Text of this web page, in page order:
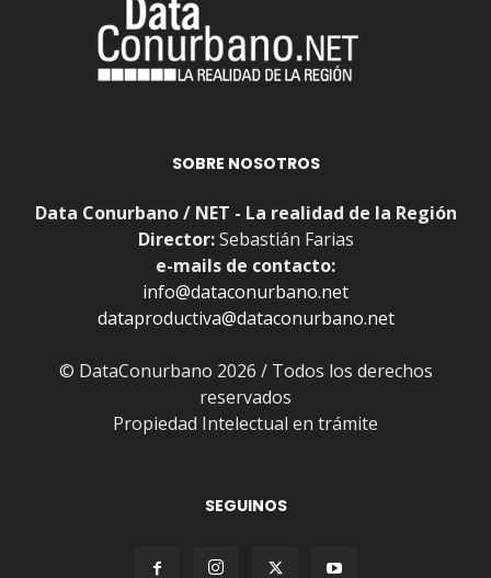
SOBRE NOSOTROS
Data Conurbano / NET - La realidad de la Región
Director:Sebastián Farias
e-mails de contacto:
info@dataconurbano.net
dataproductiva@dataconurbano.net
© DataConurbano 2026 / Todos los derechos
reservados
Propiedad Intelectual en trámite
SEGUINOS